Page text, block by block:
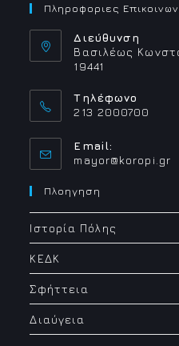
Πληροφοριες
Διεύθυνση
Βασιλέως
19441
Τηλέφωνο
213 2000700
Email:
mayor@koropi.gr
Πλοηγηση
Ιστορία Πόλης
ΚΕΔΚ
Σφήττεια
Διαύγεια